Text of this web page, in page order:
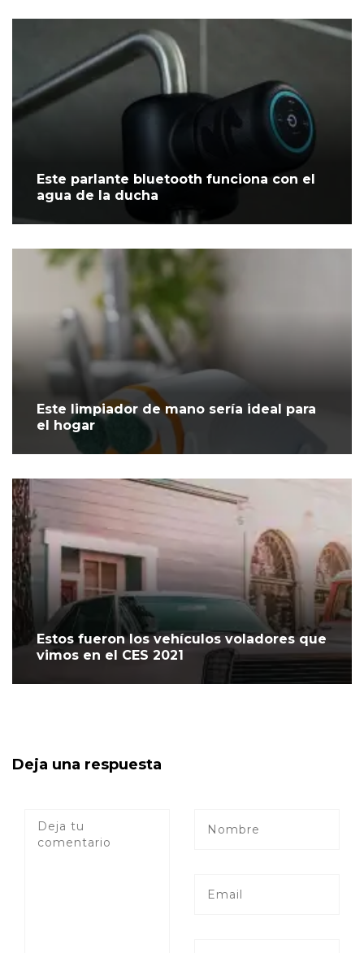
Este parlante bluetooth funciona con el
agua de la ducha
Este limpiador de mano sería ideal para
el hogar
Estos fueron los vehículos voladores que
vimos en el CES 2021
Deja una respuesta